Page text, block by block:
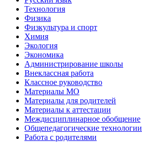
Технология
Физика
Физкультура и спорт
Химия
Экология
Экономика
Администрирование школы
Внеклассная работа
Классное руководство
Материалы МО
Материалы для родителей
Материалы к аттестации
Междисциплинарное обобщение
Общепедагогические технологии
Работа с родителями